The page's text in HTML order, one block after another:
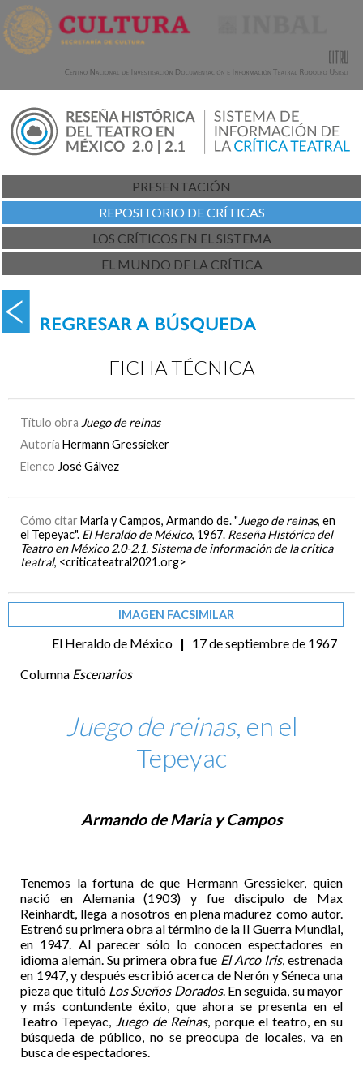
PRESENTACIÓN
REPOSITORIO DE CRÍTICAS
LOS CRÍTICOS EN EL SISTEMA
EL MUNDO DE LA CRÍTICA
FICHA TÉCNICA
Título obra Juego de reinas
Autoría Hermann Gressieker
Elenco José Gálvez
Cómo citar Maria y Campos, Armando de. "Juego de reinas, en
el Tepeyac". El Heraldo de México, 1967. Reseña Histórica del
Teatro en México 2.0-2.1. Sistema de información de la crítica
teatral, <criticateatral2021.org>
IMAGEN FACSIMILAR
El Heraldo de México |
17 de septiembre de 1967
Columna Escenarios
Juego de reinas, en el
Tepeyac
Armando de Maria y Campos
Tenemos la fortuna de que Hermann Gressieker, quien
nació en Alemania (1903) y fue discipulo de Max
Reinhardt, llega a nosotros en plena madurez como autor.
Estrenó su primera obra al término de la II Guerra Mundial,
en 1947. Al parecer sólo lo conocen espectadores en
idioma alemán. Su primera obra fue El Arco Iris, estrenada
en 1947, y después escribió acerca de Nerón y Séneca una
pieza que tituló Los Sueños Dorados. En seguida, su mayor
y más contundente éxito, que ahora se presenta en el
Teatro Tepeyac, Juego de Reinas, porque el teatro, en su
búsqueda de público, no se preocupa de locales, va en
busca de espectadores.